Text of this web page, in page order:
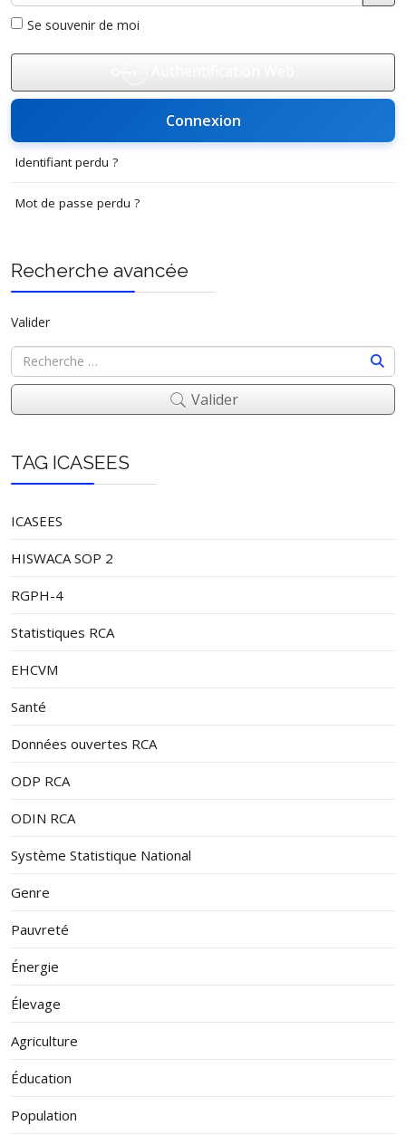
Se souvenir de moi
Connexion
Identifiant perdu ?
Mot de passe perdu ?
Recherche avancée
Valider
Valider
TAG ICASEES
ICASEES
HISWACA SOP 2
RGPH-4
Statistiques RCA
EHCVM
Santé
Données ouvertes RCA
ODP RCA
ODIN RCA
Système Statistique National
Genre
Pauvreté
Énergie
Élevage
Agriculture
Éducation
Population